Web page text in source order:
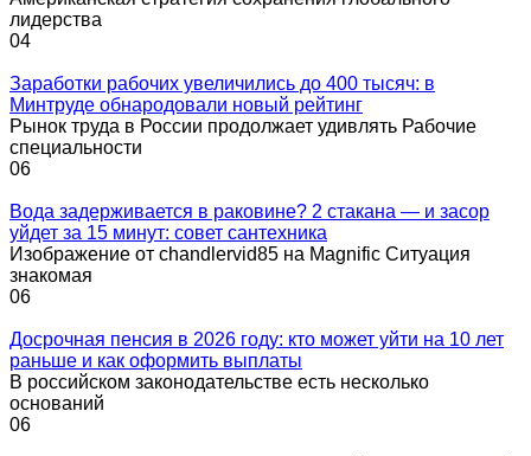
лидерства
04
Заработки рабочих увеличились до 400 тысяч: в
Минтруде обнародовали новый рейтинг
Рынок труда в России продолжает удивлять Рабочие
специальности
06
Вода задерживается в раковине? 2 стакана — и засор
уйдет за 15 минут: совет сантехника
Изображение от chandlervid85 на Magnific Ситуация
знакомая
06
Досрочная пенсия в 2026 году: кто может уйти на 10 лет
раньше и как оформить выплаты
В российском законодательстве есть несколько
оснований
06